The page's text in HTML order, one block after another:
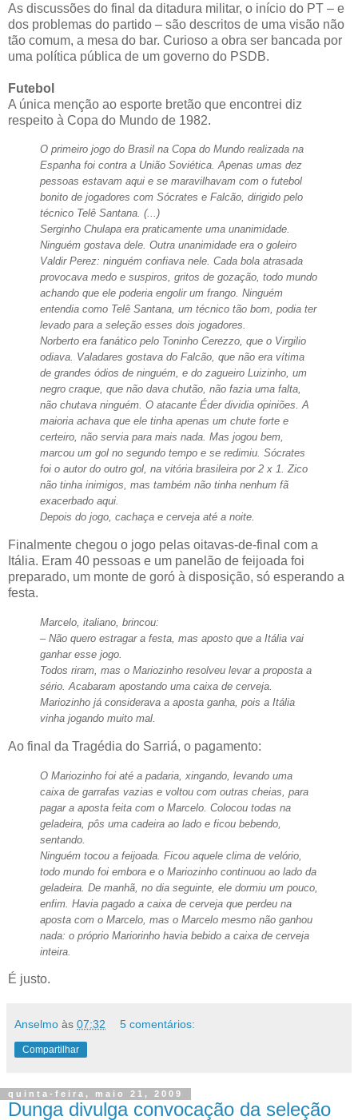
As discussões do final da ditadura militar, o início do PT – e
dos problemas do partido – são descritos de uma visão não
tão comum, a mesa do bar. Curioso a obra ser bancada por
uma política pública de um governo do PSDB.
Futebol
A única menção ao esporte bretão que encontrei diz
respeito à Copa do Mundo de 1982.
O primeiro jogo do Brasil na Copa do Mundo realizada na
Espanha foi contra a União Soviética. Apenas umas dez
pessoas estavam aqui e se maravilhavam com o futebol
bonito de jogadores com Sócrates e Falcão, dirigido pelo
técnico Telê Santana. (...)
Serginho Chulapa era praticamente uma unanimidade.
Ninguém gostava dele. Outra unanimidade era o goleiro
Valdir Perez: ninguém confiava nele. Cada bola atrasada
provocava medo e suspiros, gritos de gozação, todo mundo
achando que ele poderia engolir um frango. Ninguém
entendia como Telê Santana, um técnico tão bom, podia ter
levado para a seleção esses dois jogadores.
Norberto era fanático pelo Toninho Cerezzo, que o Virgilio
odiava. Valadares gostava do Falcão, que não era vítima
de grandes ódios de ninguém, e do zagueiro Luizinho, um
negro craque, que não dava chutão, não fazia uma falta,
não chutava ninguém. O atacante Éder dividia opiniões. A
maioria achava que ele tinha apenas um chute forte e
certeiro, não servia para mais nada. Mas jogou bem,
marcou um gol no segundo tempo e se redimiu. Sócrates
foi o autor do outro gol, na vitória brasileira por 2 x 1. Zico
não tinha inimigos, mas também não tinha nenhum fã
exacerbado aqui.
Depois do jogo, cachaça e cerveja até a noite.
Finalmente chegou o jogo pelas oitavas-de-final com a
Itália. Eram 40 pessoas e um panelão de feijoada foi
preparado, um monte de goró à disposição, só esperando a
festa.
Marcelo, italiano, brincou:
– Não quero estragar a festa, mas aposto que a Itália vai
ganhar esse jogo.
Todos riram, mas o Mariozinho resolveu levar a proposta a
sério. Acabaram apostando uma caixa de cerveja.
Mariozinho já considerava a aposta ganha, pois a Itália
vinha jogando muito mal.
Ao final da Tragédia do Sarriá, o pagamento:
O Mariozinho foi até a padaria, xingando, levando uma
caixa de garrafas vazias e voltou com outras cheias, para
pagar a aposta feita com o Marcelo. Colocou todas na
geladeira, pôs uma cadeira ao lado e ficou bebendo,
sentando.
Ninguém tocou a feijoada. Ficou aquele clima de velório,
todo mundo foi embora e o Mariozinho continuou ao lado da
geladeira. De manhã, no dia seguinte, ele dormiu um pouco,
enfim. Havia pagado a caixa de cerveja que perdeu na
aposta com o Marcelo, mas o Marcelo mesmo não ganhou
nada: o próprio Mariorinho havia bebido a caixa de cerveja
inteira.
É justo.
Anselmo às 07:32 5 comentários:
Compartilhar
quinta-feira, maio 21, 2009
Dunga divulga convocação da seleção